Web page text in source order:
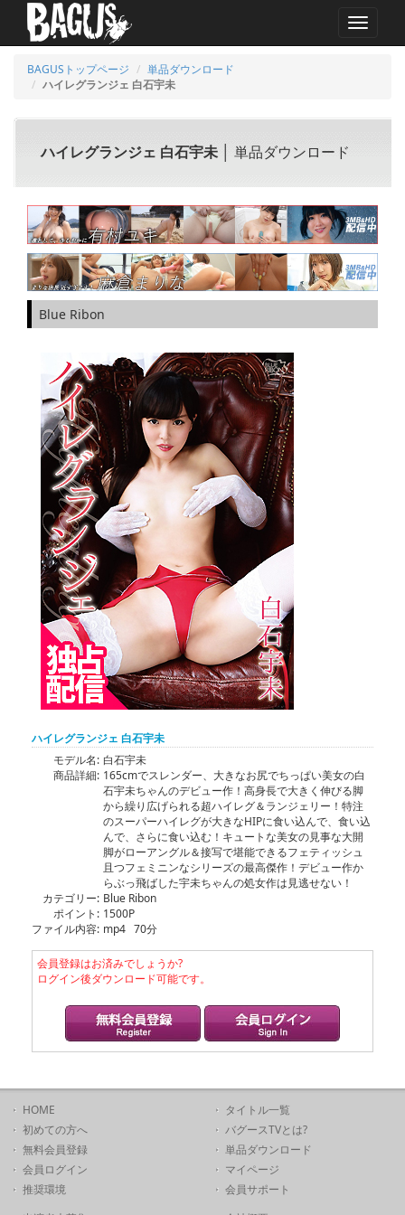
MENU
BAGUSトップページ
単品ダウンロード
ハイレグランジェ 白石宇未
ハイレグランジェ 白石宇未 │ 単品ダウンロード
Blue Ribon
ハイレグランジェ 白石宇未
モデル名: 白石宇未
商品詳細: 165cmでスレンダー、大きなお尻でちっぱい美女の白
石宇未ちゃんのデビュー作！高身長で大きく伸びる脚
から繰り広げられる超ハイレグ＆ランジェリー！特注
のスーパーハイレグが大きなHIPに食い込んで、食い込
んで、さらに食い込む！キュートな美女の見事な大開
脚がローアングル＆接写で堪能できるフェティッシュ
且つフェミニンなシリーズの最高傑作！デビュー作か
らぶっ飛ばした宇未ちゃんの処女作は見逃せない！
カテゴリー: Blue Ribon
ポイント: 1500P
ファイル内容: mp4 70分
会員登録はお済みでしょうか?
ログイン後ダウンロード可能です。
HOME
初めての方へ
無料会員登録
会員ログイン
推奨環境
タイトル一覧
バグースTVとは?
単品ダウンロード
マイページ
会員サポート